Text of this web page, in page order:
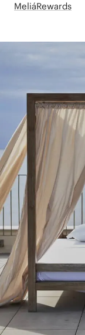
MeliáRewards